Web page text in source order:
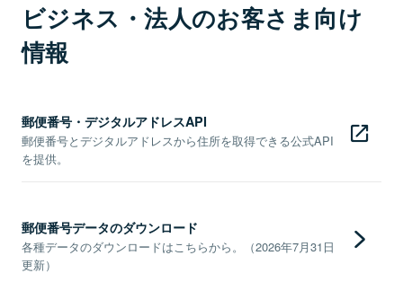
ビジネス・法人のお客さま向け
情報
郵便番号・デジタルアドレスAPI
郵便番号とデジタルアドレスから住所を取得できる公式API
を提供。
郵便番号データのダウンロード
各種データのダウンロードはこちらから。（2026年7月31日
更新）